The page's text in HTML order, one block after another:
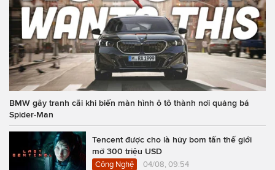
BMW gây tranh cãi khi biến màn hình ô tô thành nơi quảng bá
Spider-Man
Tencent được cho là hủy bom tấn thế giới
mở 300 triệu USD
Công Nghệ 04/08, 09:54